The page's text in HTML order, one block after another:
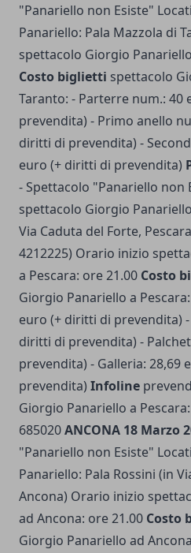
"Panariello non Esiste"
Panariello: Pala Mazzola di
spettacolo Giorgio
Costo biglietti spettacolo
Taranto: - Parterre num.: 40
prevendita) - Primo anello
diritti di prevendita) -
euro (+ diritti di prevendita)
- Spettacolo "Panariello non
spettacolo Giorgio
Via Caduta del Forte,
4212225) Orario inizio
a Pescara: ore 21.00 Costo
Giorgio Panariello a
euro (+ diritti di prevendita)
diritti di prevendita) -
prevendita) - Galleria: 28,69
prevendita) Infoline
Giorgio Panariello a
685020ANCONA 18 Marzo
"Panariello non Esiste"
Panariello: Pala Rossini (in
Ancona) Orario inizio
ad Ancona: ore 21.00 Costo
Giorgio Panariello ad